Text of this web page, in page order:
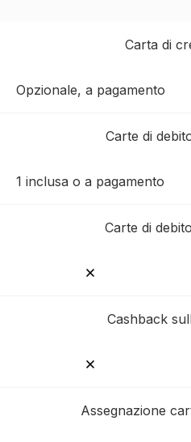
Carta di
Opzionale, a pagamento
Carte di
Il
1 inclusa o a pagamento
Carte di
Il
Cashback
Il
Assegnazione